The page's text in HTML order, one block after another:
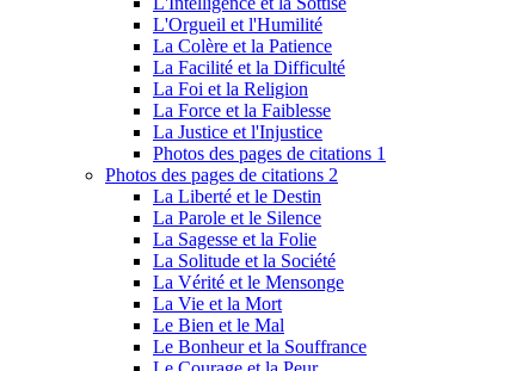
L'Orgueil et l'Humilité
La Colère et la Patience
La Facilité et la Difficulté
La Foi et la Religion
La Force et la Faiblesse
La Justice et l'Injustice
Photos des pages de citations 1
Photos des pages de citations 2
La Liberté et le Destin
La Parole et le Silence
La Sagesse et la Folie
La Solitude et la Société
La Vérité et le Mensonge
La Vie et la Mort
Le Bien et le Mal
Le Bonheur et la Souffrance